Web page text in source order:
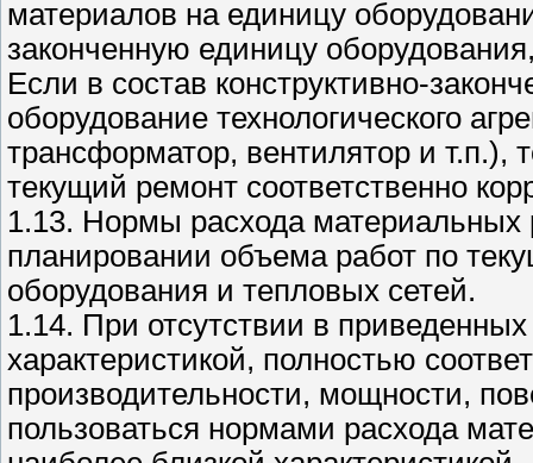
материалов на единицу
законченную единицу
Если в состав конструктивно-
оборудование технологического
трансформатор, вентилятор и т.п.),
текущий ремонт соответственно
1.13. Нормы расхода материальных
планировании объема работ по
оборудования и тепловых сетей.
1.14. При отсутствии в
характеристикой, полностью
производительности, мощности,
пользоваться нормами расхода